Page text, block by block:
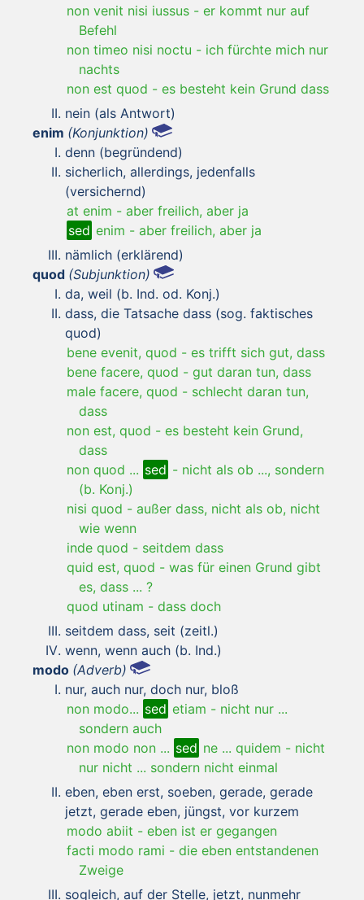
non venit nisi iussus - er kommt nur auf
Befehl
non timeo nisi noctu - ich fürchte mich nur
nachts
non est quod - es besteht kein Grund dass
nein (als Antwort)
enim (Konjunktion)
denn (begründend)
sicherlich, allerdings, jedenfalls
(versichernd)
at enim - aber freilich, aber ja
sed enim - aber freilich, aber ja
nämlich (erklärend)
quod (Subjunktion)
da, weil (b. Ind. od. Konj.)
dass, die Tatsache dass (sog. faktisches
quod)
bene evenit, quod - es trifft sich gut, dass
bene facere, quod - gut daran tun, dass
male facere, quod - schlecht daran tun,
dass
non est, quod - es besteht kein Grund,
dass
non quod ... sed - nicht als ob ..., sondern
(b. Konj.)
nisi quod - außer dass, nicht als ob, nicht
wie wenn
inde quod - seitdem dass
quid est, quod - was für einen Grund gibt
es, dass ... ?
quod utinam - dass doch
seitdem dass, seit (zeitl.)
wenn, wenn auch (b. Ind.)
modo (Adverb)
nur, auch nur, doch nur, bloß
non modo... sed etiam - nicht nur ...
sondern auch
non modo non ... sed ne ... quidem - nicht
nur nicht ... sondern nicht einmal
eben, eben erst, soeben, gerade, gerade
jetzt, gerade eben, jüngst, vor kurzem
modo abiit - eben ist er gegangen
facti modo rami - die eben entstandenen
Zweige
sogleich, auf der Stelle, jetzt, nunmehr